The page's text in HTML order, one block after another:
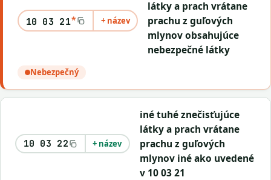
10 03 21* + název
látky a prach vrátane
prachu z guľových
mlynov obsahujúce
nebezpečné látky
Nebezpečný
10 03 22 + název
iné tuhé znečisťujúce
látky a prach vrátane
prachu z guľových
mlynov iné ako uvedené
v 10 03 21